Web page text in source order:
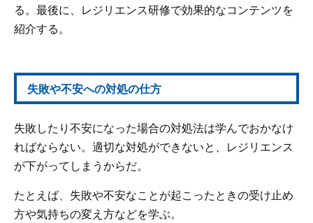
る。最後に、レジリエンス研修で効果的なコンテンツを
紹介する。
失敗や不安への対処の仕方
失敗したり不安になった場合の対処法は学んでおかなけ
ればならない。適切な対処ができないと、レジリエンス
が下がってしまうからだ。
たとえば、失敗や不安なことが起こったときの受け止め
方や気持ちの変え方などを学ぶ。